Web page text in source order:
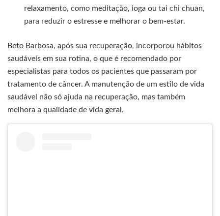
relaxamento, como meditação, ioga ou tai chi chuan,
para reduzir o estresse e melhorar o bem-estar.
Beto Barbosa, após sua recuperação, incorporou hábitos
saudáveis em sua rotina, o que é recomendado por
especialistas para todos os pacientes que passaram por
tratamento de câncer. A manutenção de um estilo de vida
saudável não só ajuda na recuperação, mas também
melhora a qualidade de vida geral.